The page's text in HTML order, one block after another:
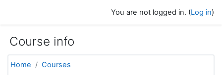
You are not logged in. (Log in)
Course info
Home
Courses